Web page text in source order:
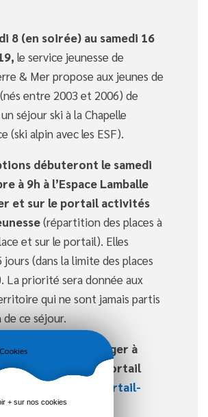
8 (en soirée) au samedi 16
le service jeunesse de
& Mer propose aux jeunes de
entre 2003 et 2006) de
séjour ski à la Chapelle
(ski alpin avec les ESF).
débuteront le samedi
à 9h à l’Espace Lamballe
et sur le portail activités
(répartition des places à
et sur le portail). Elles
(dans la limite des places
La priorité sera donnée aux
qui ne sont jamais partis
de ce séjour.
seront à télécharger à
novembre sur le portail
portail-
terre-mer.bzh
+ sur nos cookies